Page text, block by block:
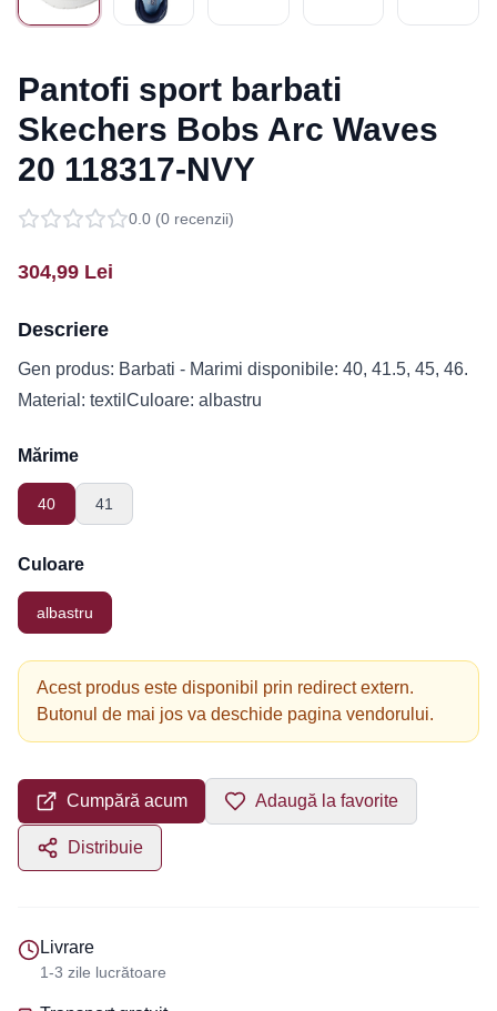
Pantofi sport barbati
Skechers Bobs Arc Waves
20 118317-NVY
0.0 (0 recenzii)
304,99 Lei
Descriere
Gen produs: Barbati - Marimi disponibile: 40, 41.5, 45, 46.
Material: textilCuloare: albastru
Mărime
40 41
Culoare
albastru
Acest produs este disponibil prin redirect extern.
Butonul de mai jos va deschide pagina vendorului.
Cumpără acum Adaugă la favorite
Distribuie
Livrare
1-3 zile lucrătoare